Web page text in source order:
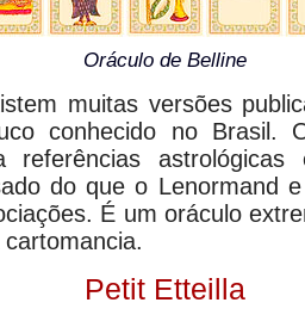
Oráculo de Belline
muitas versões
conhecido no Brasil.
referências
do que o Lenormand
É um oráculo
Petit Etteilla